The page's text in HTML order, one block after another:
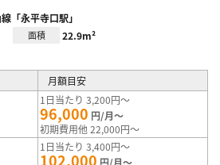
「永平寺口駅」
面積 22.9m²
月額目安
1日当たり 3,200円～
96,000 円/月～
初期費用他 22,000円～
1日当たり 3,400円～
102,000